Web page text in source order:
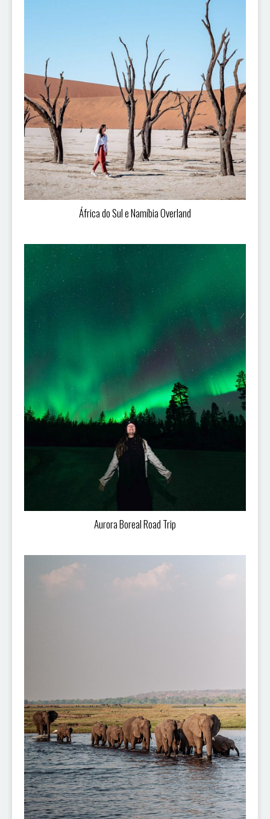
África do Sul e Namíbia Overland
Aurora Boreal Road Trip